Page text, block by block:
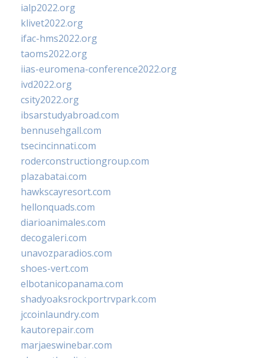
ialp2022.org
klivet2022.org
ifac-hms2022.org
taoms2022.org
iias-euromena-conference2022.org
ivd2022.org
csity2022.org
ibsarstudyabroad.com
bennusehgall.com
tsecincinnati.com
roderconstructiongroup.com
plazabatai.com
hawkscayresort.com
hellonquads.com
diarioanimales.com
decogaleri.com
unavozparadios.com
shoes-vert.com
elbotanicopanama.com
shadyoaksrockportrvpark.com
jccoinlaundry.com
kautorepair.com
marjaeswinebar.com